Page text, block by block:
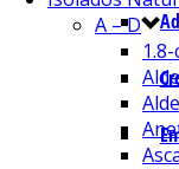
A – D